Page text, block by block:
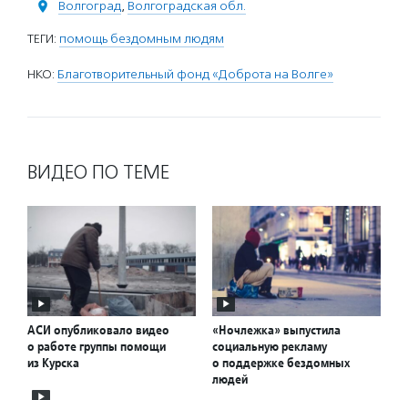
Волгоград, Волгоградская обл.
ТЕГИ: помощь бездомным людям
НКО: Благотворительный фонд «Доброта на Волге»
ВИДЕО ПО ТЕМЕ
АСИ опубликовало видео
о работе группы помощи
из Курска
«Ночлежка» выпустила
социальную рекламу
о поддержке бездомных
людей